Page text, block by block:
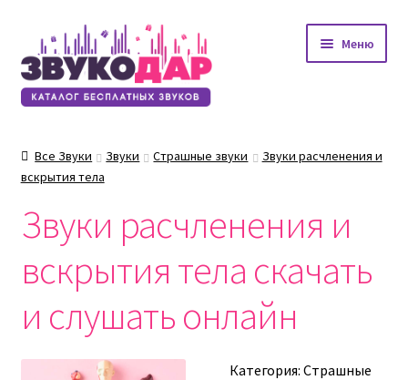
Перейти
к
навигации
Перейти
к
содержимому
Меню
Все Звуки Звуки Страшные звуки
Звуки расчленения и
вскрытия тела
Звуки расчленения и
вскрытия тела скачать
и слушать онлайн
Категория: Страшные